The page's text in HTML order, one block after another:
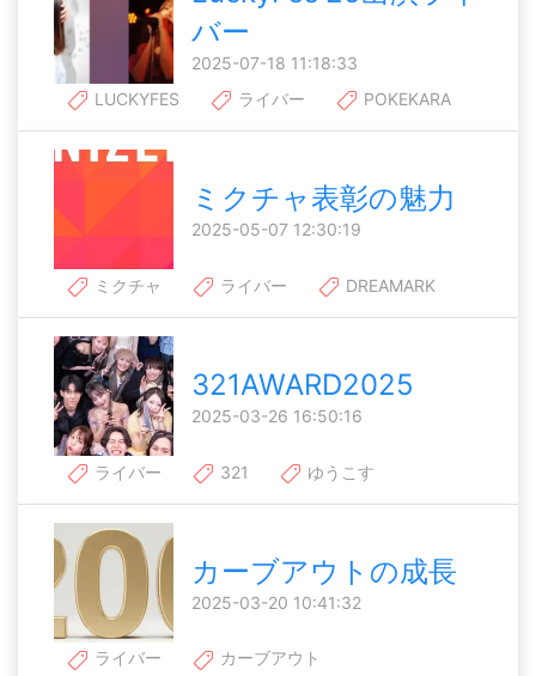
バー
2025-07-18 11:18:33
LUCKYFES
ライバー POKEKARA
ミクチャ表彰の魅力
2025-05-07 12:30:19
ミクチャ ライバー DREAMARK
321AWARD2025
2025-03-26 16:50:16
ライバー 321 ゆうこす
カーブアウトの成長
2025-03-20 10:41:32
ライバー
カーブアウト